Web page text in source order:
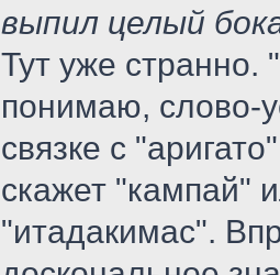
выпил целый
Тут уже странно.
понимаю, слово-
связке с
скажет "кампай"
"итадакимас".